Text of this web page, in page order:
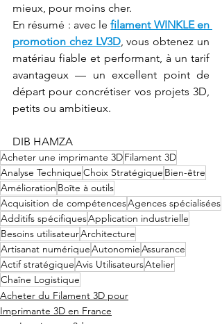
mieux, pour moins cher.
En résumé : avec le filament WINKLE en
promotion chez LV3D, vous obtenez un
matériau fiable et performant, à un tarif
avantageux — un excellent point de
départ pour concrétiser vos projets 3D,
petits ou ambitieux.
DIB HAMZA
Acheter une imprimante 3DFilament 3D
Analyse TechniqueChoix Stratégique Bien-être
Amélioration Boîte à outils
Acquisition de compétencesAgences spécialisées
Additifs spécifiquesApplication industrielle
Besoins utilisateurArchitecture
Artisanat numériqueAutonomieAssurance
Actif stratégiqueAvis UtilisateursAtelier
Chaîne Logistique
Acheter du Filament 3D pour
Imprimante 3D en France